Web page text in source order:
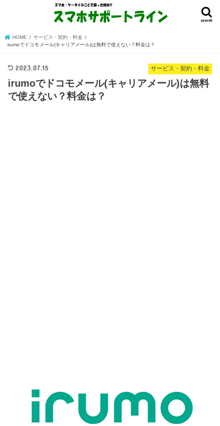
search
HOME
サービス・契約・料金
irumoでドコモメール(キャリアメール)は無料で使えない？料金は？
サービス・契約・料金
2023.07.15
irumoでドコモメール(キャリアメール)は無料
で使えない？料金は？